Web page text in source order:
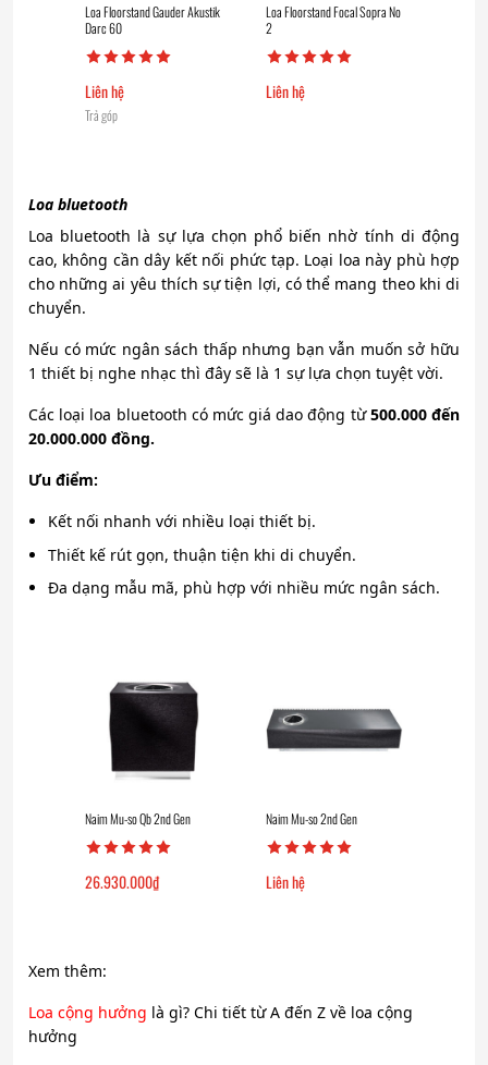
Loa Floorstand Gauder Akustik
Darc 60
Liên hệ
Trả góp
Loa Floorstand Focal Sopra No
2
Liên hệ
Loa bluetooth
Loa bluetooth là sự lựa chọn phổ biến nhờ tính di động
cao, không cần dây kết nối phức tạp. Loại loa này phù hợp
cho những ai yêu thích sự tiện lợi, có thể mang theo khi di
chuyển.
Nếu có mức ngân sách thấp nhưng bạn vẫn muốn sở hữu
1 thiết bị nghe nhạc thì đây sẽ là 1 sự lựa chọn tuyệt vời.
Các loại loa bluetooth có mức giá dao động từ500.000 đến
20.000.000 đồng.
Ưu điểm:
Kết nối nhanh với nhiều loại thiết bị.
Thiết kế rút gọn, thuận tiện khi di chuyển.
Đa dạng mẫu mã, phù hợp với nhiều mức ngân sách.
Naim Mu-so Qb 2nd Gen
26.930.000₫
Naim Mu-so 2nd Gen
Liên hệ
Xem thêm:
Loa cộng hưởng là gì? Chi tiết từ A đến Z về loa cộng
hưởng